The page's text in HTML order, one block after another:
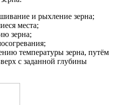
и рыхление зерна;
места;
зерна;
температуры зерна, путём
с заданной глубины